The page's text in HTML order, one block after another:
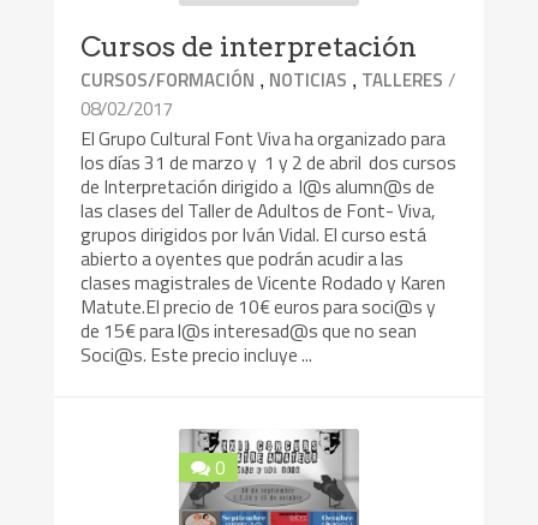
Cursos de interpretación
CURSOS/FORMACIÓN , NOTICIAS , TALLERES /
08/02/2017
El Grupo Cultural Font Viva ha organizado para
los días 31 de marzo y 1 y 2 de abril dos cursos
de Interpretación dirigido a l@s alumn@s de
las clases del Taller de Adultos de Font- Viva,
grupos dirigidos por Iván Vidal. El curso está
abierto a oyentes que podrán acudir a las
clases magistrales de Vicente Rodado y Karen
Matute.El precio de 10€ euros para soci@s y
de 15€ para l@s interesad@s que no sean
Soci@s. Este precio incluye ...
0